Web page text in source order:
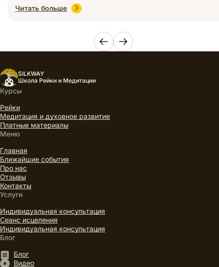
Читать больше
SILKWAY
Школа Рейки и Медитации
Меню
Главная
Ближайшие события
Про нас
Отзывы
Контакты
Курсы
Рейки
Медитация и духовное развитие
Платные материалы
Услуги
Индивидуальная консультация
Сеанс исцеления
Индивидуальная консультация
Блог
Блог
Видео